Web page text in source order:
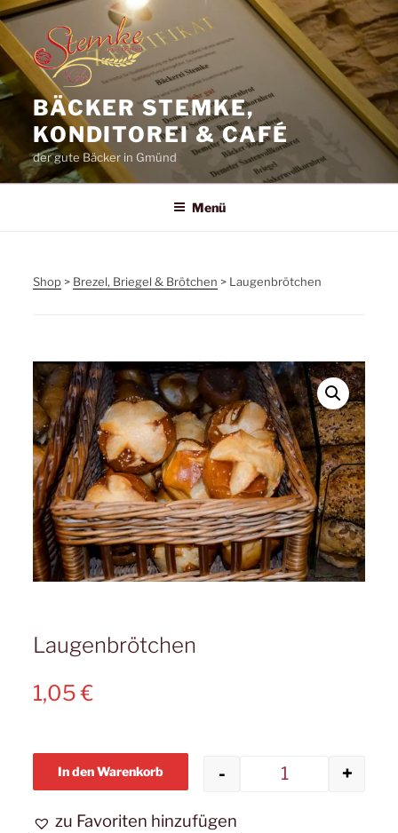
Zum
Inhalt
springen
BÄCKER STEMKE,
KONDITOREI & CAFÉ
der gute Bäcker in Gmünd
Menü
Shop > Brezel, Briegel & Brötchen > Laugenbrötchen
Laugenbrötchen
1,05€
- +
In den Warenkorb
zu Favoriten hinzufügen